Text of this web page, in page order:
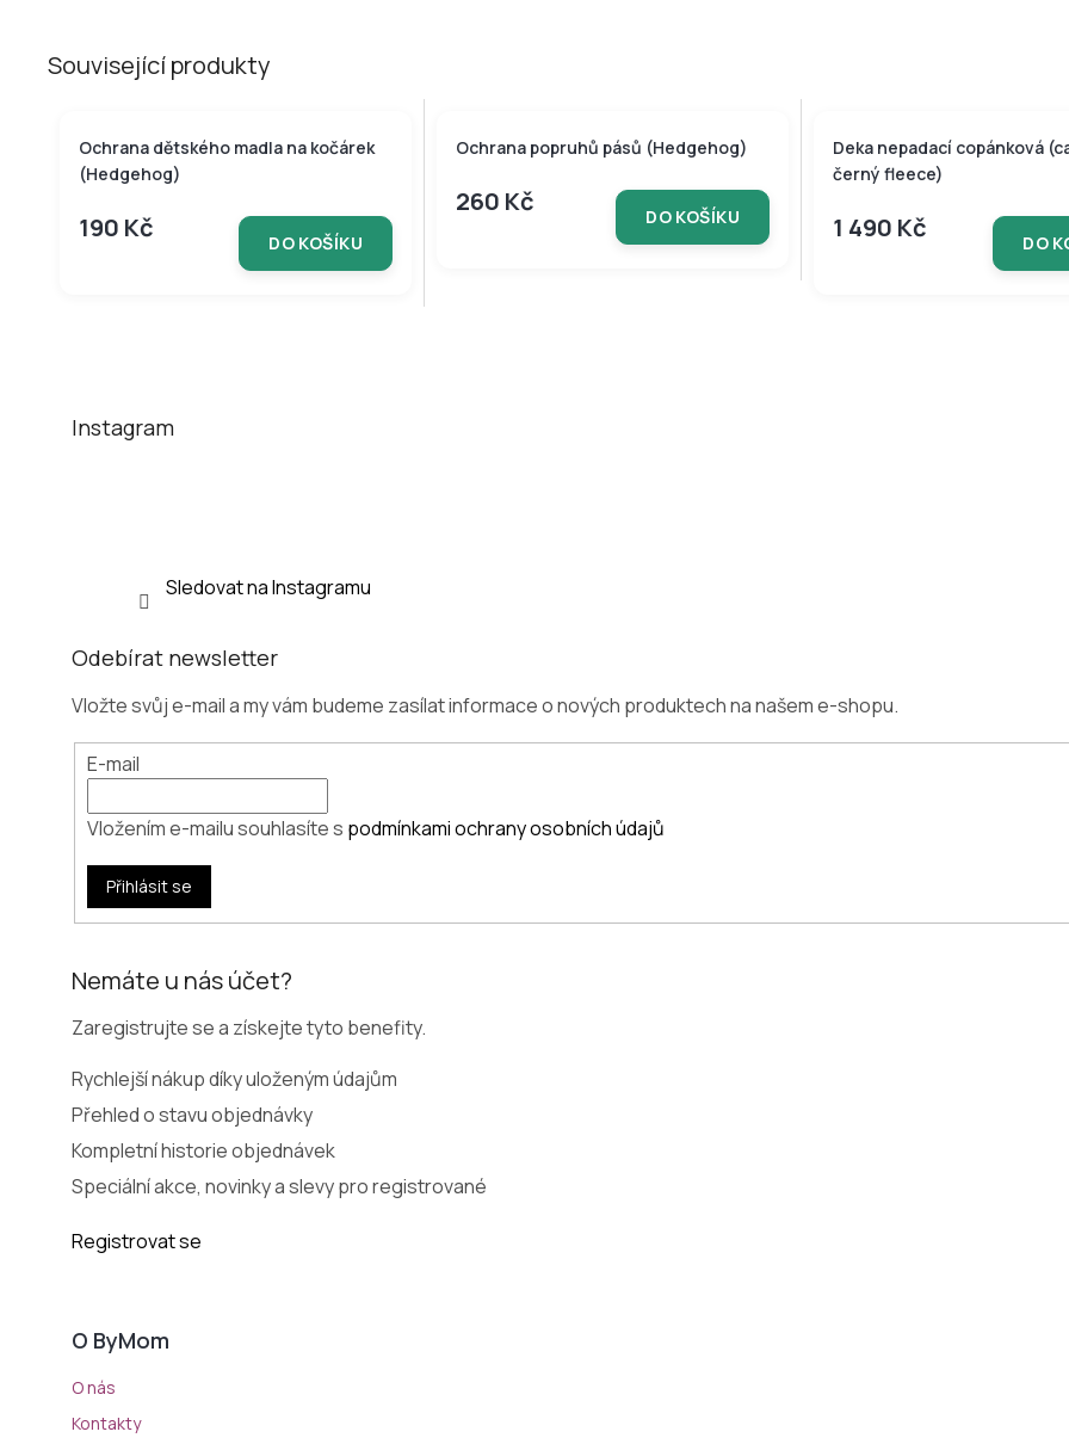
Související produkty
Ochrana dětského madla na kočárek
(Hedgehog)
190 Kč DO KOŠÍKU
Ochrana popruhů pásů (Hedgehog)
260 Kč DO KOŠÍKU
Deka nepadací copánková
černý fleece)
1 490 Kč DO
Instagram
Sledovat na Instagramu
Odebírat newsletter
Vložte svůj e-mail a my vám budeme zasílat informace o nových produktech na našem e-shopu.
E-mail
Vložením e-mailu souhlasíte s podmínkami ochrany osobních údajů
Přihlásit se
Nemáte u nás účet?
Zaregistrujte se a získejte tyto benefity.
Rychlejší nákup díky uloženým údajům
Přehled o stavu objednávky
Kompletní historie objednávek
Speciální akce, novinky a slevy pro registrované
Registrovat se
O ByMom
O nás
Kontakty